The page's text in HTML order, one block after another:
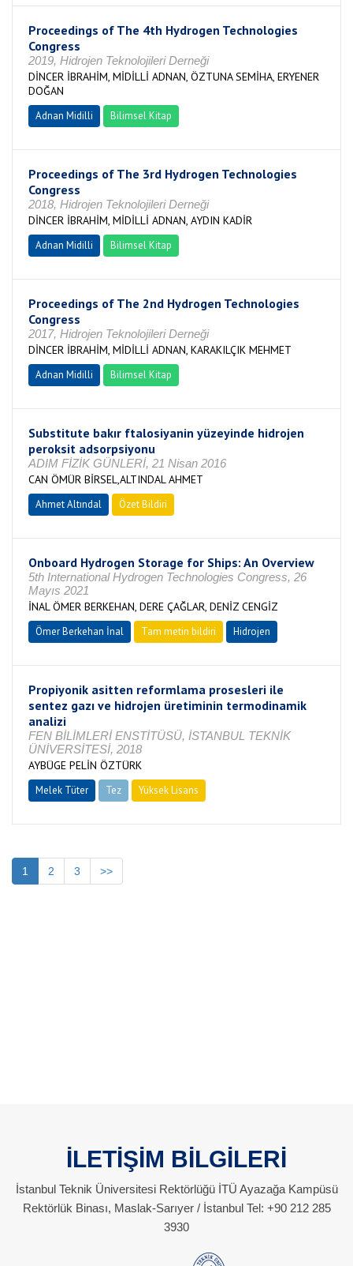
Proceedings of The 4th Hydrogen Technologies
Congress
2019, Hidrojen Teknolojileri Derneği
DİNCER İBRAHİM, MİDİLLİ ADNAN, ÖZTUNA SEMİHA, ERYENER
DOĞAN
Adnan Midilli Bilimsel Kitap
Proceedings of The 3rd Hydrogen Technologies
Congress
2018, Hidrojen Teknolojileri Derneği
DİNCER İBRAHİM, MİDİLLİ ADNAN, AYDIN KADİR
Adnan Midilli Bilimsel Kitap
Proceedings of The 2nd Hydrogen Technologies
Congress
2017, Hidrojen Teknolojileri Derneği
DİNCER İBRAHİM, MİDİLLİ ADNAN, KARAKILÇIK MEHMET
Adnan Midilli Bilimsel Kitap
Substitute bakır ftalosiyanin yüzeyinde hidrojen
peroksit adsorpsiyonu
ADIM FİZİK GÜNLERİ, 21 Nisan 2016
CAN ÖMÜR BİRSEL,ALTINDAL AHMET
Ahmet Altındal Özet Bildiri
Onboard Hydrogen Storage for Ships: An Overview
5th International Hydrogen Technologies Congress, 26
Mayıs 2021
İNAL ÖMER BERKEHAN, DERE ÇAĞLAR, DENİZ CENGİZ
Ömer Berkehan İnal Tam metin bildiri Hidrojen
Propiyonik asitten reformlama prosesleri ile
sentez gazı ve hidrojen üretiminin termodinamik
analizi
FEN BİLİMLERİ ENSTİTÜSÜ, İSTANBUL TEKNİK
ÜNİVERSİTESİ, 2018
AYBÜGE PELİN ÖZTÜRK
Melek Tüter Tez Yüksek Lisans
1 2 3 >>
İLETİŞİM BİLGİLERİ
İstanbul Teknik Üniversitesi Rektörlüğü İTÜ Ayazağa Kampüsü
Rektörlük Binası, Maslak-Sarıyer / İstanbul Tel: +90 212 285
3930